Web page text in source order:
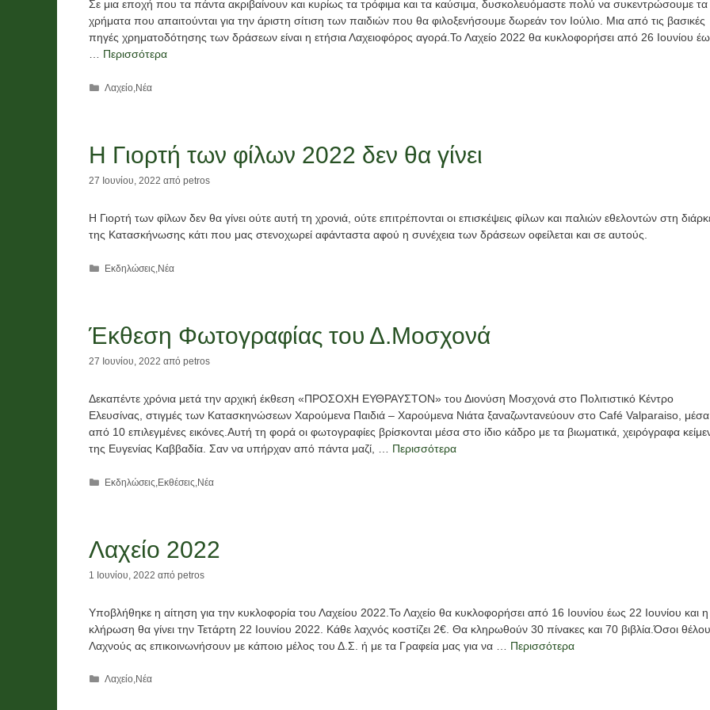
Σε μια εποχή που τα πάντα ακριβαίνουν και κυρίως τα τρόφιμα και τα καύσιμα, δυσκολευόμαστε πολύ να συκεντρώσουμε τα
χρήματα που απαιτούνται για την άριστη σίτιση των παιδιών που θα φιλοξενήσουμε δωρεάν τον Ιούλιο. Μια από τις βασικές
πηγές χρηματοδότησης των δράσεων είναι η ετήσια Λαχειοφόρος αγορά.Το Λαχείο 2022 θα κυκλοφορήσει από 26 Ιουνίου
… Περισσότερα
Κατηγορίες
Λαχείο,Νέα
Η Γιορτή των φίλων 2022 δεν θα γίνει
27 Ιουνίου, 2022 από petros
Η Γιορτή των φίλων δεν θα γίνει ούτε αυτή τη χρονιά, ούτε επιτρέπονται οι επισκέψεις φίλων και παλιών εθελοντών στη
της Κατασκήνωσης κάτι που μας στενοχωρεί αφάνταστα αφού η συνέχεια των δράσεων οφείλεται και σε αυτούς.
Κατηγορίες
Εκδηλώσεις,Νέα
Έκθεση Φωτογραφίας του Δ.Μοσχονά
27 Ιουνίου, 2022 από petros
Δεκαπέντε χρόνια μετά την αρχική έκθεση «ΠΡΟΣΟΧΗ ΕΥΘΡΑΥΣΤΟΝ» του Διονύση Μοσχονά στο Πολιτιστικό Κέντρο
Ελευσίνας, στιγμές των Κατασκηνώσεων Χαρούμενα Παιδιά – Χαρούμενα Νιάτα ξαναζωντανεύουν στο Café Valparaiso, μέσα
από 10 επιλεγμένες εικόνες.Αυτή τη φορά οι φωτογραφίες βρίσκονται μέσα στο ίδιο κάδρο με τα βιωματικά, χειρόγραφα
της Ευγενίας Καββαδία. Σαν να υπήρχαν από πάντα μαζί, … Περισσότερα
Κατηγορίες
Εκδηλώσεις Εκθέσεις Νέα
Λαχείο 2022
1 Ιουνίου, 2022 από petros
Υποβλήθηκε η αίτηση για την κυκλοφορία του Λαχείου 2022.Το Λαχείο θα κυκλοφορήσει από 16 Ιουνίου έως 22 Ιουνίου και η
κλήρωση θα γίνει την Τετάρτη 22 Ιουνίου 2022. Κάθε λαχνός κοστίζει 2€. Θα κληρωθούν 30 πίνακες και 70 βιβλία.Όσοι
Λαχνούς ας επικοινωνήσουν με κάποιο μέλος του Δ.Σ. ή με τα Γραφεία μας για να … Περισσότερα
Κατηγορίες
Λαχείο,Νέα